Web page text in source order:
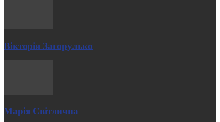
Вікторія Загорулько
Марія Світлична